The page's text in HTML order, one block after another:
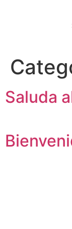
Saluda